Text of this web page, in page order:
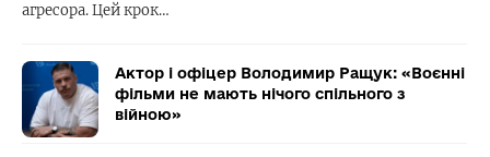
агресора. Цей крок…
Актор і офіцер Володимир Ращук: «Воєнні
фільми не мають нічого спільного з
війною»